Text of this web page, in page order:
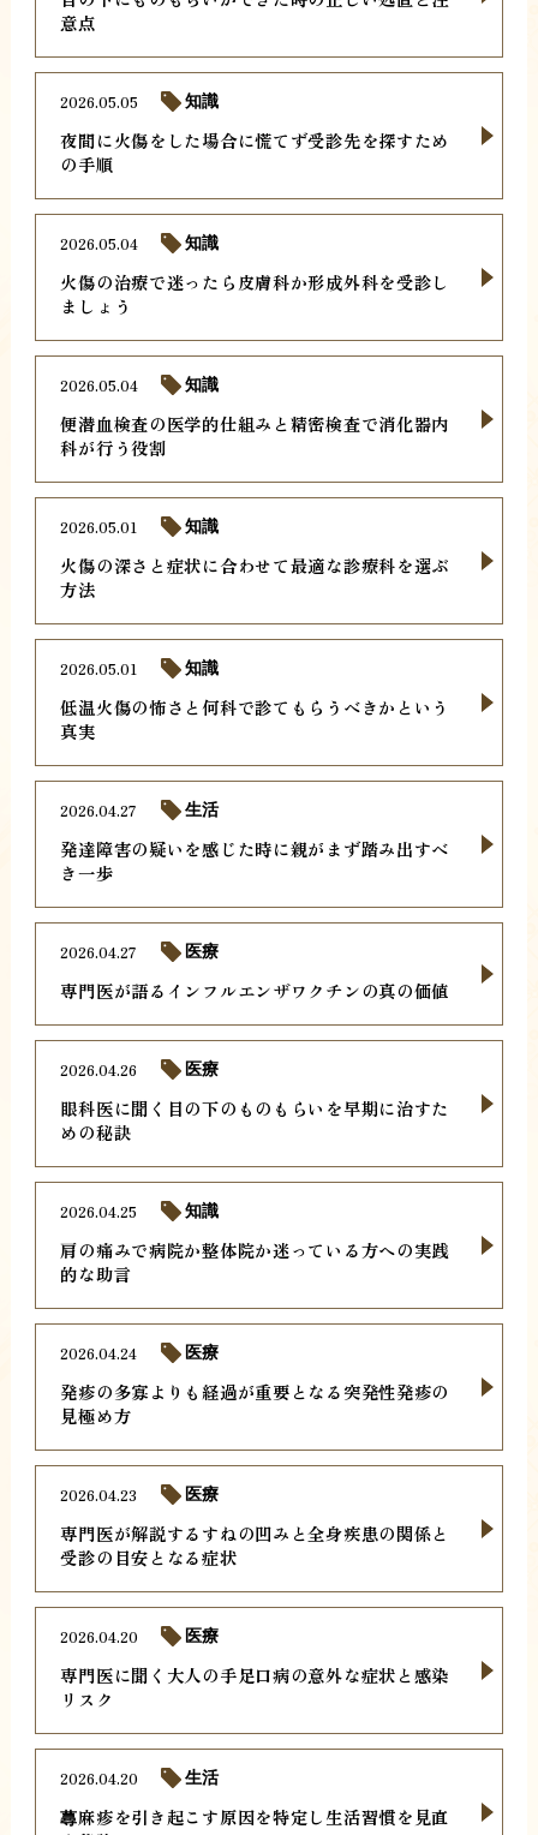
意点
夜間に火傷をした場合に慌てず受診先を探すため
の手順
2026.05.05 知識
火傷の治療で迷ったら皮膚科か形成外科を受診し
ましょう
2026.05.04 知識
便潜血検査の医学的仕組みと精密検査で消化器内
科が行う役割
2026.05.04 知識
火傷の深さと症状に合わせて最適な診療科を選ぶ
方法
2026.05.01 知識
低温火傷の怖さと何科で診てもらうべきかという
真実
2026.05.01 知識
発達障害の疑いを感じた時に親がまず踏み出すべ
き一歩
2026.04.27 生活
専門医が語るインフルエンザワクチンの真の価値
2026.04.27 医療
眼科医に聞く目の下のものもらいを早期に治すた
めの秘訣
2026.04.26 医療
肩の痛みで病院か整体院か迷っている方への実践
的な助言
2026.04.25 知識
発疹の多寡よりも経過が重要となる突発性発疹の
見極め方
2026.04.24 医療
専門医が解説するすねの凹みと全身疾患の関係と
受診の目安となる症状
2026.04.23 医療
専門医に聞く大人の手足口病の意外な症状と感染
リスク
2026.04.20 医療
蕁麻疹を引き起こす原因を特定し生活習慣を見直
2026.04.20 生活